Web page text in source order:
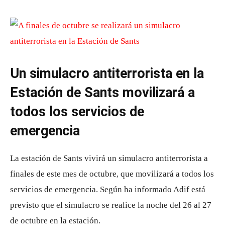
Un simulacro antiterrorista en la
Estación de Sants movilizará a
todos los servicios de
emergencia
La estación de Sants vivirá un simulacro antiterrorista a
finales de este mes de octubre, que movilizará a todos los
servicios de emergencia. Según ha informado Adif está
previsto que el simulacro se realice la noche del 26 al 27
de octubre en la estación.